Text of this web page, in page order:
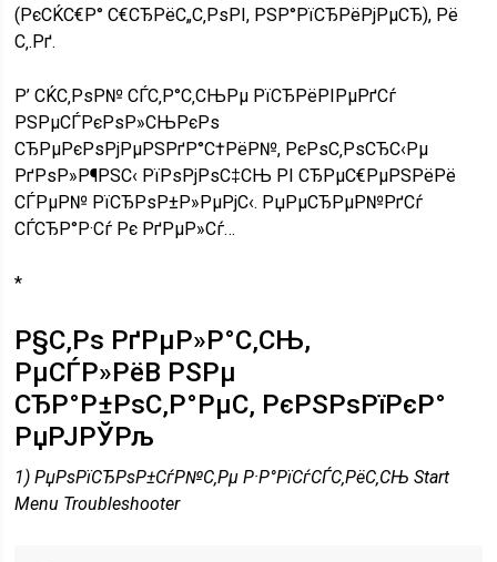
(РєСЌС€Р° С€СЂРёС„С‚РѕРІ, РЅР°РїСЂРёРјРµСЂ), Рё
С‚.Рґ.
Р’ СЌС‚РѕР№ СЃС‚Р°С‚СЊРµ РїСЂРёРІРµРґСѓ
РЅРµСЃРєРѕР»СЊРєРѕ
СЂРµРєРѕРјРµРЅРґР°С†РёР№, РєРѕС‚РѕСЂС‹Рµ
РґРѕР»Р¶РЅС‹ РїРѕРјРѕС‡СЊ РІ СЂРµС€РµРЅРёРё
СЃРµР№ РїСЂРѕР±Р»РµРјС‹. РџРµСЂРµР№РґСѓ
СЃСЂР°Р·Сѓ Рє РґРµР»Сѓ…
*
Р§С‚Рѕ РґРµР»Р°С‚СЊ,
РµСЃР»РёВ РЅРµ
СЂР°Р±РѕС‚Р°РµС‚ РєРЅРѕРїРєР°
РџРЈРЎРљ
1) РџРѕРїСЂРѕР±СѓР№С‚Рµ Р·Р°РїСѓСЃС‚РёС‚СЊ Start
Menu Troubleshooter